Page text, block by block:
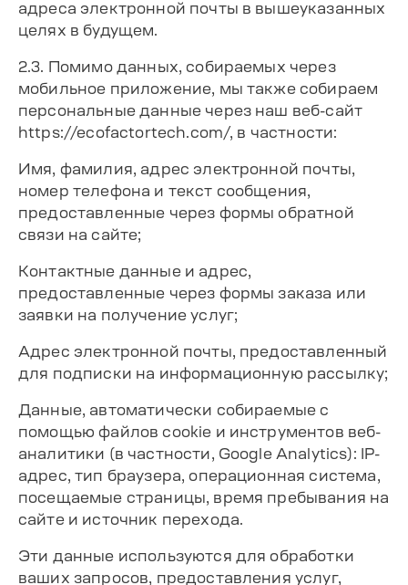
адреса электронной почты в вышеуказанных
целях в будущем.
2.3. Помимо данных, собираемых через
мобильное приложение, мы также собираем
персональные данные через наш веб-сайт
https://ecofactortech.com/, в частности:
Имя, фамилия, адрес электронной почты,
номер телефона и текст сообщения,
предоставленные через формы обратной
связи на сайте;
Контактные данные и адрес,
предоставленные через формы заказа или
заявки на получение услуг;
Адрес электронной почты, предоставленный
для подписки на информационную рассылку;
Данные, автоматически собираемые с
помощью файлов cookie и инструментов веб-
аналитики (в частности, Google Analytics): IP-
адрес, тип браузера, операционная система,
посещаемые страницы, время пребывания на
сайте и источник перехода.
Эти данные используются для обработки
ваших запросов, предоставления услуг,